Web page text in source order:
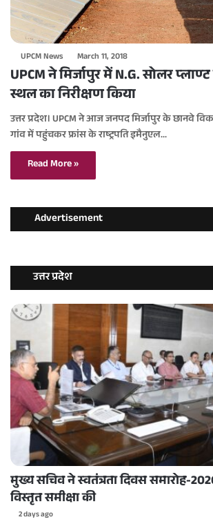
UPCM News March 11, 2018
UPCM ने मिर्जापुर में N.G. सोलर
स्थल का निरीक्षण किया
उत्तर प्रदेश। UPCM ने आज जनपद मिर्जापुर के छानवे
गांव में पहुंचकर फ्रांस के राष्ट्रपति इमैनुएल…
Read More »
Advertisement
उत्तर प्रदेश
मुख्य सचिव ने स्वतंत्रता दिवस समारोह-
विस्तृत समीक्षा की
2 days ago